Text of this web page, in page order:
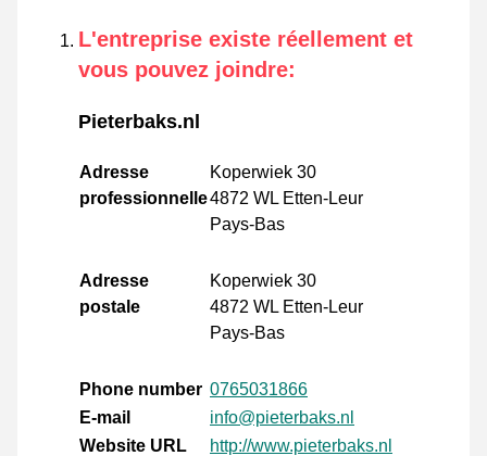
L'entreprise existe réellement et
vous pouvez joindre:
Pieterbaks.nl
Adresse
professionnelle
Koperwiek 30
4872 WL Etten-Leur
Pays-Bas
Adresse
postale
Koperwiek 30
4872 WL Etten-Leur
Pays-Bas
Phone number 0765031866
E-mail
info@pieterbaks.nl
Website URL
http://www.pieterbaks.nl